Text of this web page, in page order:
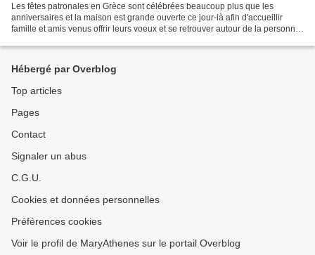
Les fêtes patronales en Grèce sont célébrées beaucoup plus que les
anniversaires et la maison est grande ouverte ce jour-là afin d'accueillir
famille et amis venus offrir leurs voeux et se retrouver autour de la personne
Hébergé par Overblog
Top articles
Pages
Contact
Signaler un abus
C.G.U.
Cookies et données personnelles
Préférences cookies
Voir le profil de MaryAthenes sur le portail Overblog